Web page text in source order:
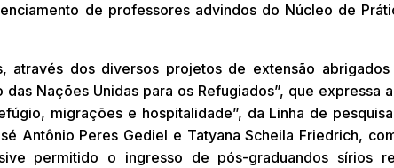
de professores advindos do Núcleo de
dos diversos projetos de extensão abrigados
Nações Unidas para os Refugiados”, que expressa
migrações e hospitalidade”, da Linha de
Antônio Peres Gediel e Tatyana Scheila Friedrich,
permitido o ingresso de pós-graduandos sírios